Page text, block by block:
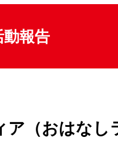
動報告
ア（おはな